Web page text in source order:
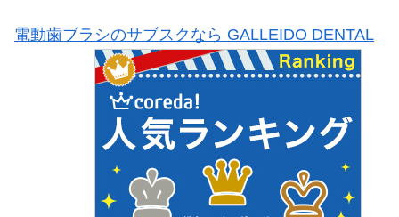
電動歯ブラシのサブスクなら GALLEIDO DENTAL